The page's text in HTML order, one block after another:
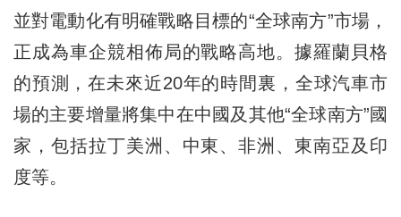
並對電動化有明確戰略目標的“全球南方”市場，
正成為車企競相佈局的戰略高地。據羅蘭貝格
的預測，在未來近20年的時間裏，全球汽車市
場的主要增量將集中在中國及其他“全球南方”國
家，包括拉丁美洲、中東、非洲、東南亞及印
度等。